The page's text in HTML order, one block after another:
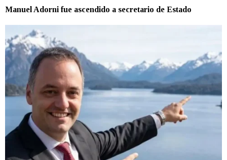
Manuel Adorni fue ascendido a secretario de Estado